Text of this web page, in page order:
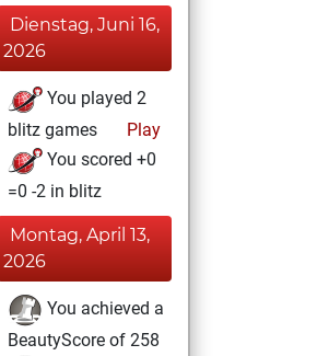
Dienstag, Juni 16,
2026
You played 2
blitz games
Play
You scored +0
=0 -2 in blitz
Montag, April 13,
2026
You achieved a
BeautyScore of 258